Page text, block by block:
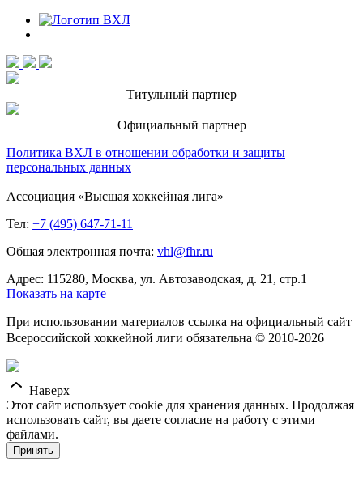
Титульный партнер
Официальный партнер
Политика ВХЛ в отношении обработки и защиты
персональных данных
Ассоциация «Высшая хоккейная лига»
Тел: +7 (495) 647-71-11
Общая электронная почта: vhl@fhr.ru
Адрес: 115280, Москва, ул. Автозаводская, д. 21, стр.1
Показать на карте
При использовании материалов ссылка на официальный сайт
Всероссийской хоккейной лиги обязательна © 2010-2026
Наверх
Этот сайт использует cookie для хранения данных. Продолжая
использовать сайт, вы даете согласие на работу с этими
файлами.
Принять